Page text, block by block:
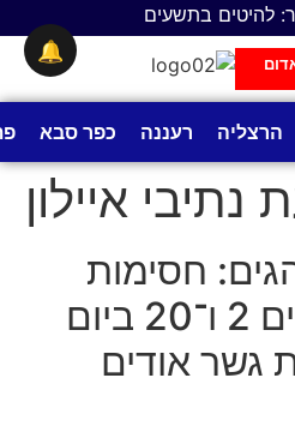
להיטים בתשעים
הרצליה רעננה כפר סבא
נתיבי איילון
חסימות
נרחבות בכבישים 2 ו־20 ביום
גשר אודים
🔔